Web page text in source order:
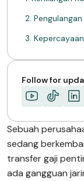
2.
3.
Pelayanan yang
TENTANG MIMIN
Follow for
Sebuah
sedang
transfer gaji
ada gangguan